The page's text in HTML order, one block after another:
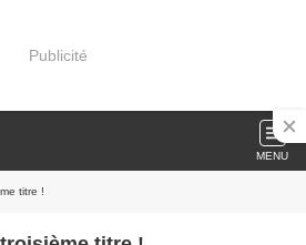
Publicité
MENU
titre !